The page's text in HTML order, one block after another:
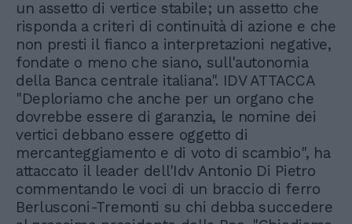
un assetto di vertice stabile; un assetto che
risponda a criteri di continuità di azione e che
non presti il fianco a interpretazioni negative,
fondate o meno che siano, sull'autonomia
della Banca centrale italiana". IDV ATTACCA
"Deploriamo che anche per un organo che
dovrebbe essere di garanzia, le nomine dei
vertici debbano essere oggetto di
mercanteggiamento e di voto di scambio", ha
attaccato il leader dell'Idv Antonio Di Pietro
commentando le voci di un braccio di ferro
Berlusconi-Tremonti su chi debba succedere